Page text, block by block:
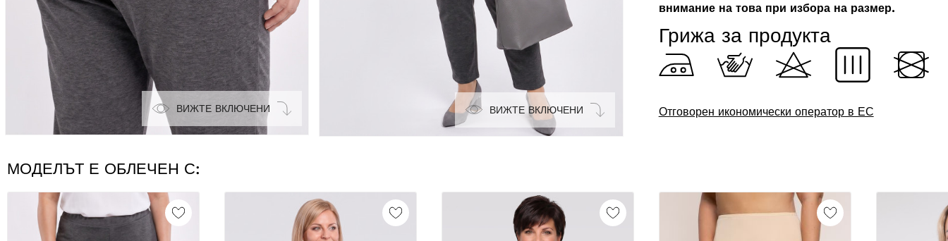
ВИЖТЕ ВКЛЮЧЕНИ ВИЖТЕ ВКЛЮЧЕНИ
внимание на това при избора на размер.
Грижа за продукта
Отговорен икономически оператор в ЕС
МОДЕЛЪТ Е ОБЛЕЧЕН С: